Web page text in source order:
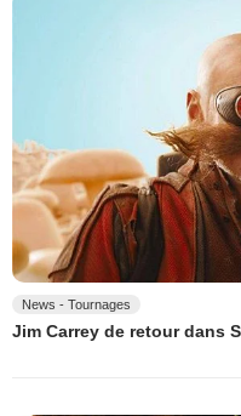
News - Tournages
Jim Carrey de retour dans